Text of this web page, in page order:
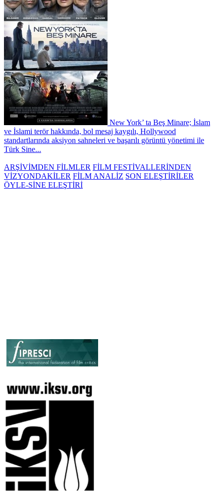
New York’ ta Beş Minare; İslam
ve İslami terör hakkında, bol mesaj kaygılı, Hollywood
standartlarında aksiyon sahneleri ve başarılı görüntü yönetimi ile
Türk Sine...
ARŞİVİMDEN FİLMLER FİLM FESTİVALLERİNDEN
VİZYONDAKİLER FİLM ANALİZ SON ELEŞTİRİLER
ÖYLE-SİNE ELEŞTİRİ